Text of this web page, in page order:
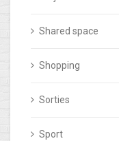
Shared space
Shopping
Sorties
Sport